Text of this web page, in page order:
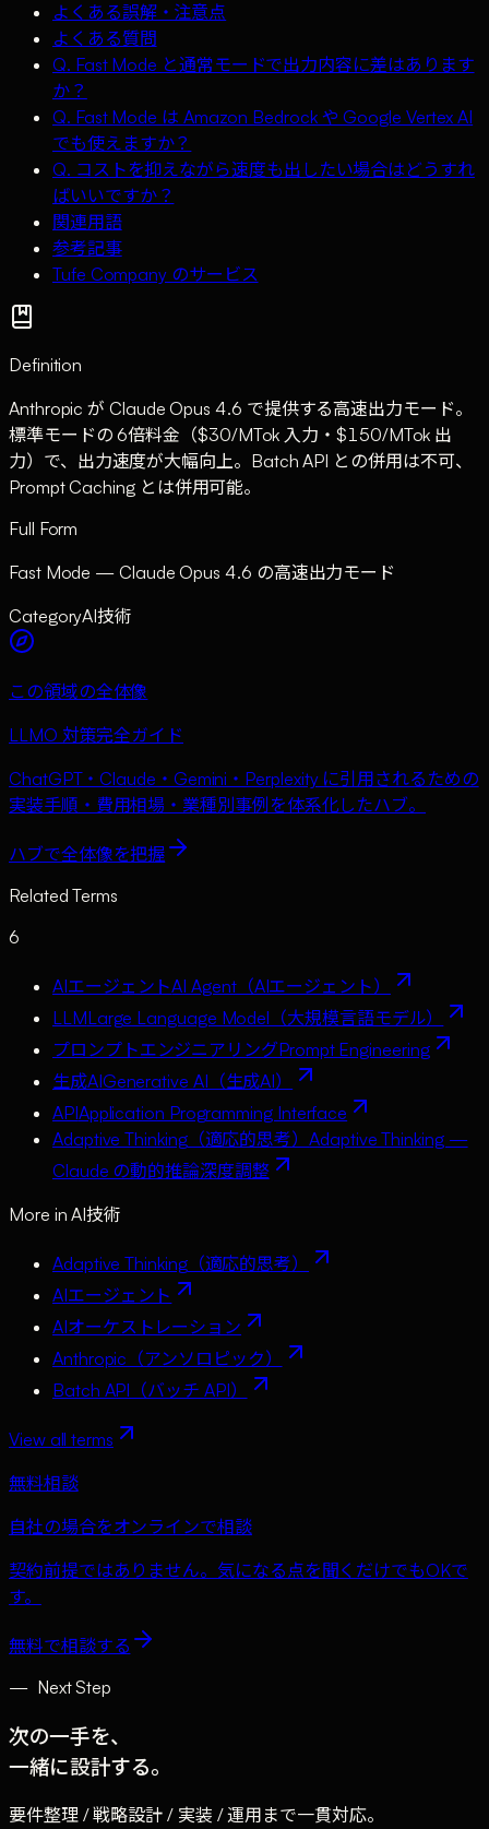
よくある誤解・注意点
よくある質問
Q. Fast Mode と通常モードで出力内容に差はあります
か？
Q. Fast Mode は Amazon Bedrock や Google Vertex AI
でも使えますか？
Q. コストを抑えながら速度も出したい場合はどうすれ
ばいいですか？
関連用語
参考記事
Tufe Company のサービス
Definition
Anthropic が Claude Opus 4.6 で提供する高速出力モード。
標準モードの 6倍料金（$30/MTok 入力・$150/MTok 出
力）で、出力速度が大幅向上。Batch API との併用は不可、
Prompt Caching とは併用可能。
Full Form
Fast Mode — Claude Opus 4.6 の高速出力モード
CategoryAI技術
この領域の全体像
LLMO 対策完全ガイド
ChatGPT・Claude・Gemini・Perplexity に引用されるための
実装手順・費用相場・業種別事例を体系化したハブ。
ハブで全体像を把握
Related Terms
6
AIエージェントAI Agent（AIエージェント）
LLMLarge Language Model（大規模言語モデル）
プロンプトエンジニアリングPrompt Engineering
生成AIGenerative AI（生成AI）
APIApplication Programming Interface
Adaptive Thinking（適応的思考）Adaptive Thinking —
Claude の動的推論深度調整
More inAI技術
Adaptive Thinking（適応的思考）
AIエージェント
AIオーケストレーション
Anthropic（アンソロピック）
Batch API（バッチ API）
View all terms
無料相談
自社の場合をオンラインで相談
契約前提ではありません。気になる点を聞くだけでもOKで
す。
無料で相談する
—Next Step
次の一手を、
一緒に設計する。
要件整理 / 戦略設計 / 実装 / 運用まで一貫対応。